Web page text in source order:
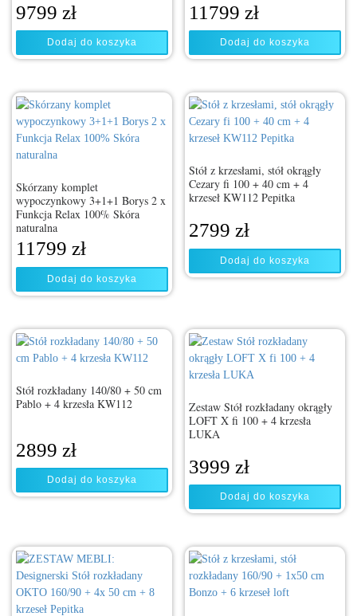
9799 zł
Dodaj do koszyka
11799 zł
Dodaj do koszyka
Skórzany komplet
wypoczynkowy 3+1+1 Borys 2 x
Funkcja Relax 100% Skóra
naturalna
11799 zł
Dodaj do koszyka
Stół z krzesłami, stół okrągły
Cezary fi 100 + 40 cm + 4
krzeseł KW112 Pepitka
2799 zł
Dodaj do koszyka
Stół rozkładany 140/80 + 50 cm
Pablo + 4 krzesła KW112
2899 zł
Dodaj do koszyka
Zestaw Stół rozkładany okrągły
LOFT X fi 100 + 4 krzesła
LUKA
3999 zł
Dodaj do koszyka